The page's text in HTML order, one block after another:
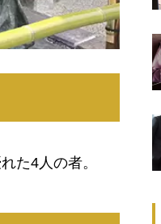
た4人の者。